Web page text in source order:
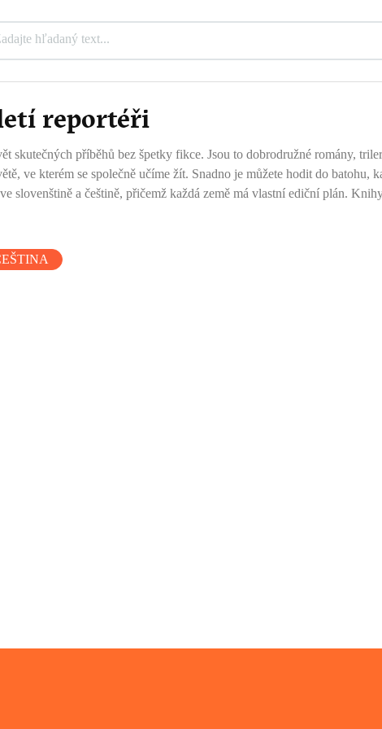
reportéři
skutečných příběhů bez špetky fikce. Jsou to dobrodružné romány,
ve kterém se společně učíme žít. Snadno je můžete hodit do
slovenštině a češtině, přičemž každá země má vlastní ediční plán.